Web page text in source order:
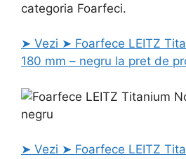
categoria Foarfeci.
➤ Vezi ➤ Foarfece LEITZ
180 mm – negru la pret de
➤ Vezi ➤ Foarfece LEITZ